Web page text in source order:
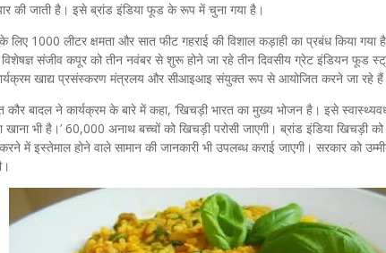
की जाती है। इसे ब्रांड इंडिया फूड के रूप में चुना गया है।
1000 लीटर क्षमता और सात फीट गहराई की विशाल कड़ाही का प्रबंध किया
संजीव कपूर को तीन नवंबर से शुरू होने जा रहे तीन दिवसीय ग्रेट इंडियन फूड
खाद्य प्रसंस्करण मंत्रलय और सीआइआइ संयुक्त रूप से आयोजित करने जा रहे
कौर बादल ने कार्यक्रम के बारे में कहा, ‘खिचड़ी भारत का मुख्य भोजन है। इसे
खाना भी है।’ 60,000 अनाथ बच्चों को खिचड़ी परोसी जाएगी। ब्रांड इंडिया खिचड़ी को
में इस्तेमाल होने वाले सामान की जानकारी भी उपलब्ध कराई जाएगी। सरकार को